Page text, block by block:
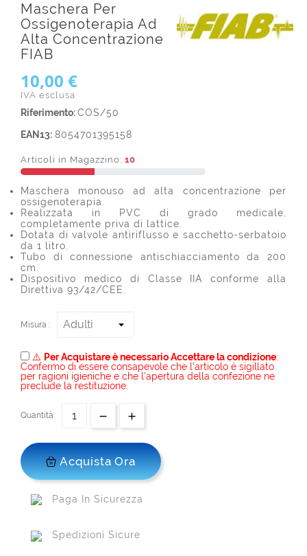
Maschera Per
Ossigenoterapia Ad
Alta Concentrazione
FIAB
10,00 €
IVA esclusa
Riferimento:COS/50
EAN13: 8054701395158
Articoli in Magazzino: 10
Maschera monouso ad alta concentrazione per
ossigenoterapia.
Realizzata in PVC di grado medicale,
completamente priva di lattice.
Dotata di valvole antiriflusso e sacchetto-serbatoio
da 1 litro.
Tubo di connessione antischiacciamento da 200
cm.
Dispositivo medico di Classe IIA conforme alla
Direttiva 93/42/CEE.
Misura :
⚠️ Per Acquistare è necessario Accettare la condizione:
Confermo di essere consapevole che l'articolo è sigillato
per ragioni igieniche e che l'apertura della confezione ne
preclude la restituzione.
Quantità:
Acquista Ora
Paga In Sicurezza
Spedizioni Sicure